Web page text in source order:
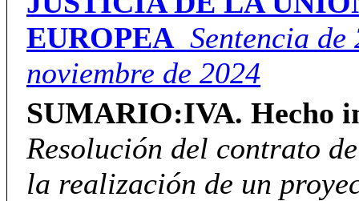
EUROPEA Sentencia de
noviembre de 2024
SUMARIO:IVA. Hecho
Resolución del contrato
la realización de un